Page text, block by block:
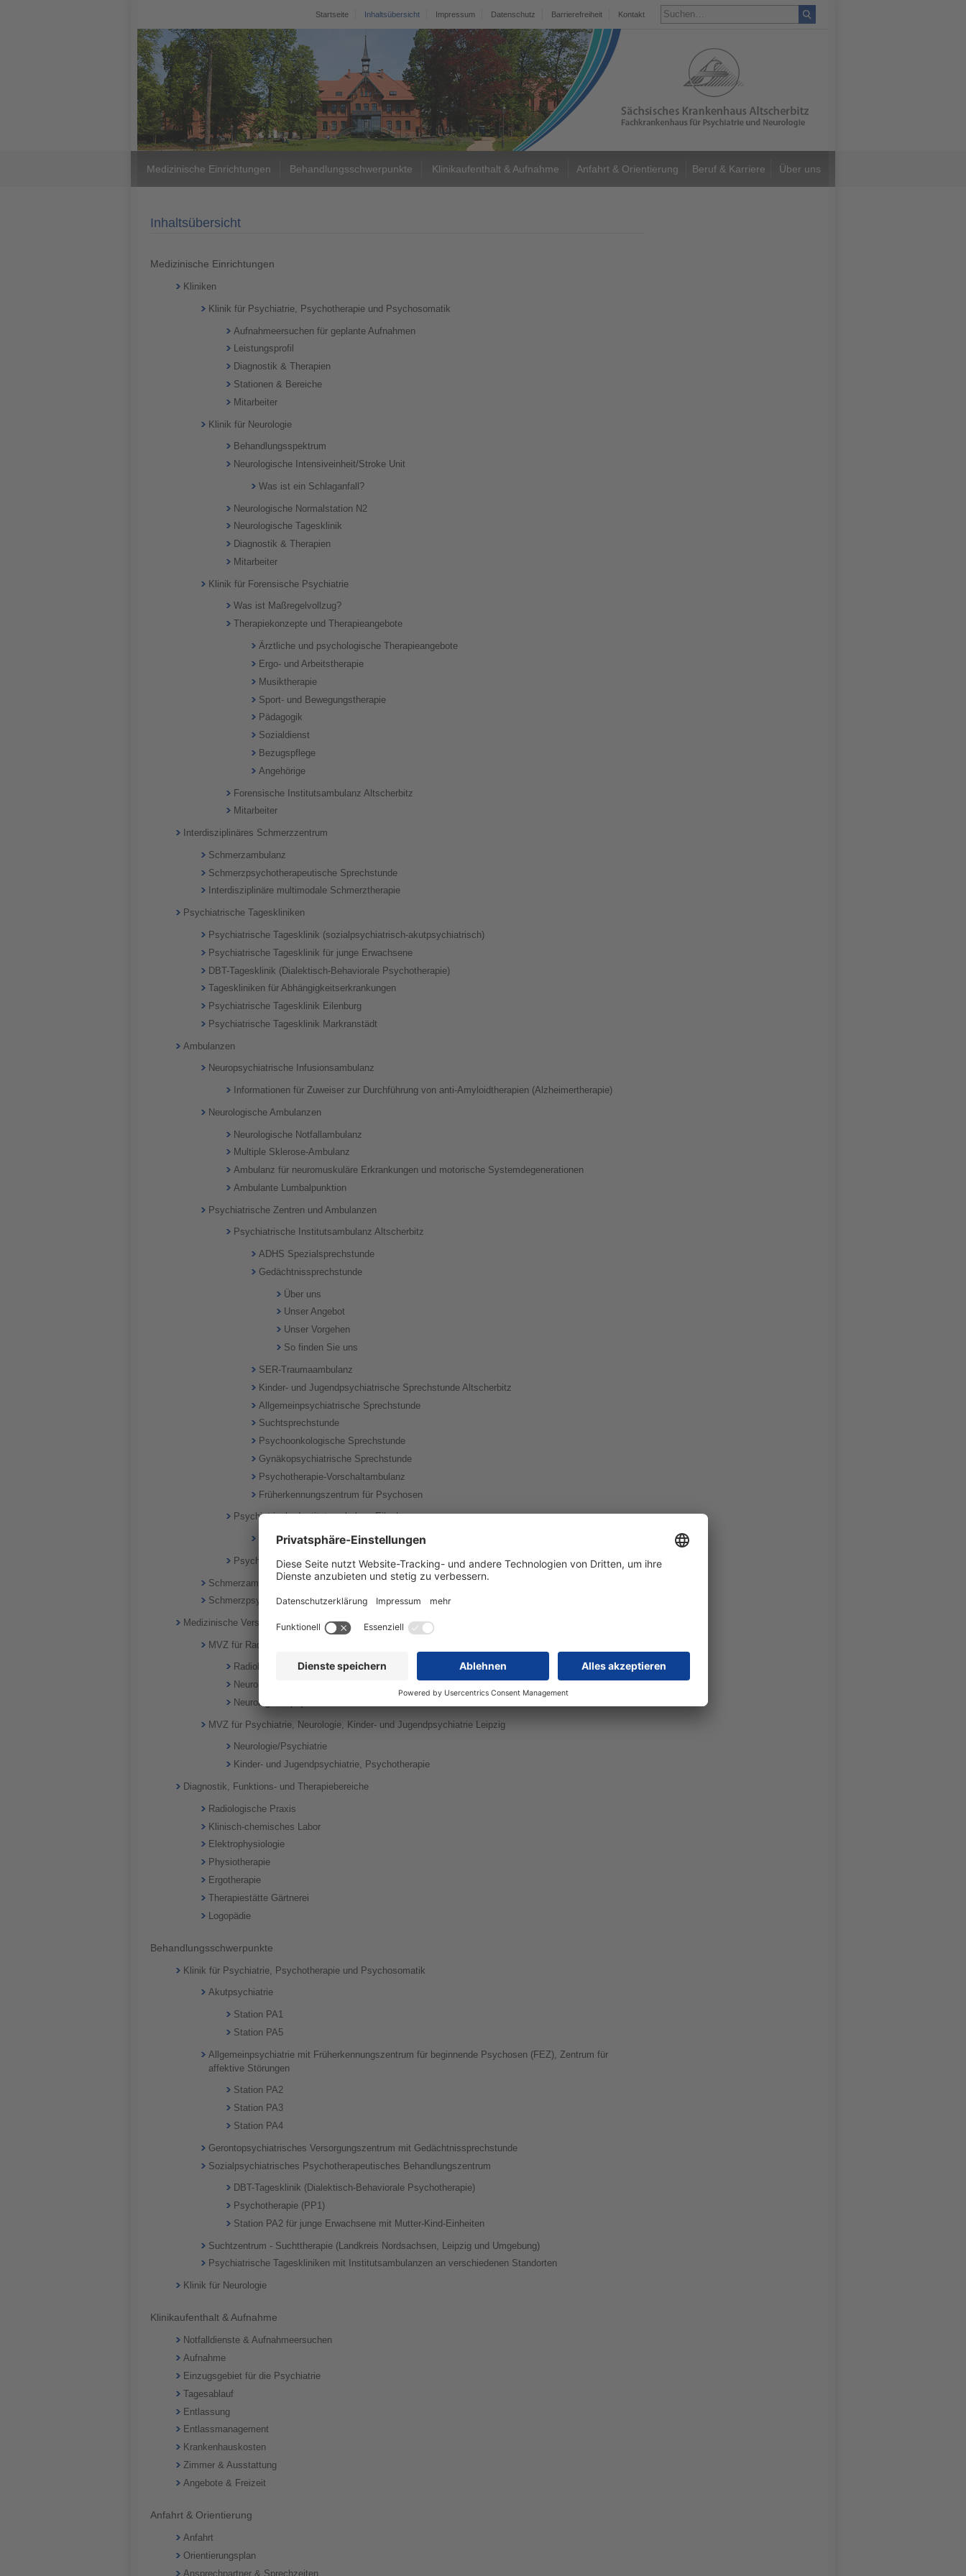
Startseite Inhaltsübersicht Impressum Datenschutz Barrierefreiheit Kontakt
Medizinische Einrichtungen Behandlungsschwerpunkte Klinikaufenthalt & Aufnahme Anfahrt & Orientierung Beruf & Karriere Über uns
Inhaltsübersicht
Medizinische Einrichtungen
Kliniken
Klinik für Psychiatrie, Psychotherapie und Psychosomatik
Aufnahmeersuchen für geplante Aufnahmen
Leistungsprofil
Diagnostik & Therapien
Stationen & Bereiche
Mitarbeiter
Klinik für Neurologie
Behandlungsspektrum
Neurologische Intensiveinheit/Stroke Unit
Was ist ein Schlaganfall?
Neurologische Normalstation N2
Neurologische Tagesklinik
Diagnostik & Therapien
Mitarbeiter
Klinik für Forensische Psychiatrie
Was ist Maßregelvollzug?
Therapiekonzepte und Therapieangebote
Ärztliche und psychologische Therapieangebote
Ergo- und Arbeitstherapie
Musiktherapie
Sport- und Bewegungstherapie
Pädagogik
Sozialdienst
Bezugspflege
Angehörige
Forensische Institutsambulanz Altscherbitz
Mitarbeiter
Interdisziplinäres Schmerzzentrum
Schmerzambulanz
Schmerzpsychotherapeutische Sprechstunde
Interdisziplinäre multimodale Schmerztherapie
Psychiatrische Tageskliniken
Psychiatrische Tagesklinik (sozialpsychiatrisch-akutpsychiatrisch)
Psychiatrische Tagesklinik für junge Erwachsene
DBT-Tagesklinik (Dialektisch-Behaviorale Psychotherapie)
Tageskliniken für Abhängigkeitserkrankungen
Psychiatrische Tagesklinik Eilenburg
Psychiatrische Tagesklinik Markranstädt
Ambulanzen
Neuropsychiatrische Infusionsambulanz
Informationen für Zuweiser zur Durchführung von anti-Amyloidtherapien (Alzheimertherapie)
Neurologische Ambulanzen
Neurologische Notfallambulanz
Multiple Sklerose-Ambulanz
Ambulanz für neuromuskuläre Erkrankungen und motorische Systemdegenerationen
Ambulante Lumbalpunktion
Psychiatrische Zentren und Ambulanzen
Psychiatrische Institutsambulanz Altscherbitz
ADHS Spezialsprechstunde
Gedächtnissprechstunde
Über uns
Unser Angebot
Unser Vorgehen
So finden Sie uns
SER-Traumaambulanz
Kinder- und Jugendpsychiatrische Sprechstunde Altscherbitz
Allgemeinpsychiatrische Sprechstunde
Suchtsprechstunde
Psychoonkologische Sprechstunde
Gynäkopsychiatrische Sprechstunde
Psychotherapie-Vorschaltambulanz
Früherkennungszentrum für Psychosen
Psychiatrische Institutsambulanz Eilenburg
Kinder- und Jugendpsychiatrische Sprechstunde Eilenburg
Psychiatrische Institutsambulanz Markranstädt
Schmerzambulanz
Schmerzpsychotherapeutische Sprechstunde
Medizinische Versorgungszentren
MVZ für Radiologie, Psychiatrie und Neurologie Altscherbitz
Radiologische Praxis
Neurologisch-psychiatrische Praxis
Neurologisch-psychiatrische Praxis Taucha
MVZ für Psychiatrie, Neurologie, Kinder- und Jugendpsychiatrie Leipzig
Neurologie/Psychiatrie
Kinder- und Jugendpsychiatrie, Psychotherapie
Diagnostik, Funktions- und Therapiebereiche
Radiologische Praxis
Klinisch-chemisches Labor
Elektrophysiologie
Physiotherapie
Ergotherapie
Therapiestätte Gärtnerei
Logopädie
Behandlungsschwerpunkte
Klinik für Psychiatrie, Psychotherapie und Psychosomatik
Akutpsychiatrie
Station PA1
Station PA5
Allgemeinpsychiatrie mit Früherkennungszentrum für beginnende Psychosen (FEZ), Zentrum für
affektive Störungen
Station PA2
Station PA3
Station PA4
Gerontopsychiatrisches Versorgungszentrum mit Gedächtnissprechstunde
Sozialpsychiatrisches Psychotherapeutisches Behandlungszentrum
DBT-Tagesklinik (Dialektisch-Behaviorale Psychotherapie)
Psychotherapie (PP1)
Station PA2 für junge Erwachsene mit Mutter-Kind-Einheiten
Suchtzentrum - Suchttherapie (Landkreis Nordsachsen, Leipzig und Umgebung)
Psychiatrische Tageskliniken mit Institutsambulanzen an verschiedenen Standorten
Klinik für Neurologie
Klinikaufenthalt & Aufnahme
Notfalldienste & Aufnahmeersuchen
Aufnahme
Einzugsgebiet für die Psychiatrie
Tagesablauf
Entlassung
Entlassmanagement
Krankenhauskosten
Zimmer & Ausstattung
Angebote & Freizeit
Anfahrt & Orientierung
Anfahrt
Orientierungsplan
Ansprechpartner & Sprechzeiten